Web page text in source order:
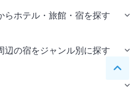
ペー
らホテル・旅館・宿を探す
辺の宿をジャンル別に探す